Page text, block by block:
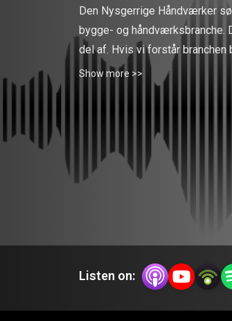
Den Nysgerrige Håndværker
bygge- og håndværksbranche.
del af. Hvis vi forstår branchen
”Der er ingen, der bygger huse
Show more >>
Listen on: